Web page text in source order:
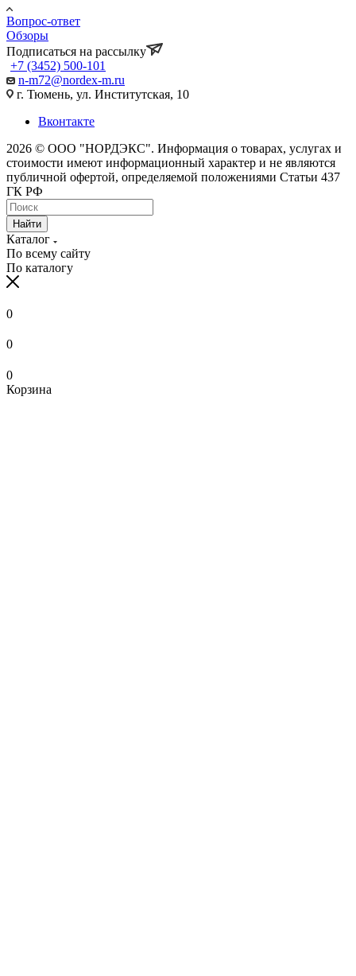
Вопрос-ответ
Обзоры
Подписаться на рассылку
+7 (3452) 500-101
n-m72@nordex-m.ru
г. Тюмень, ул. Институтская, 10
Вконтакте
2026 © ООО "НОРДЭКС". Информация о товарах, услугах и
стоимости имеют информационный характер и не являются
публичной офертой, определяемой положениями Статьи 437
ГК РФ
Найти
Каталог
По всему сайту
По каталогу
0
0
0
Корзина